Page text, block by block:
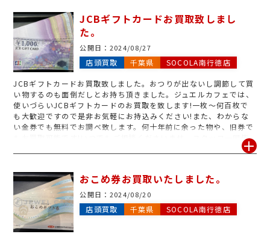
JCBギフトカードお買取致しまし
た。
公開日： 2024/08/27
店頭買取 千葉県 SOCOLA南行徳店
JCBギフトカードお買取致しました。おつりが出ないし調節して買
い物するのも面倒だしとお持ち頂きました。ジュエルカフェでは、
使いづらいJCBギフトカードのお買取を致します!一枚〜何百枚で
も大歓迎ですので是非お気軽にお持込みください!また、わからな
い金券でも無料でお調べ致します。何十年前に余った物や、旧券で
もお買取可能です!いつでもご相談くださいませ、スタッフ一同皆
おこめ券お買取いたしました。
公開日： 2024/08/20
店頭買取 千葉県 SOCOLA南行徳店